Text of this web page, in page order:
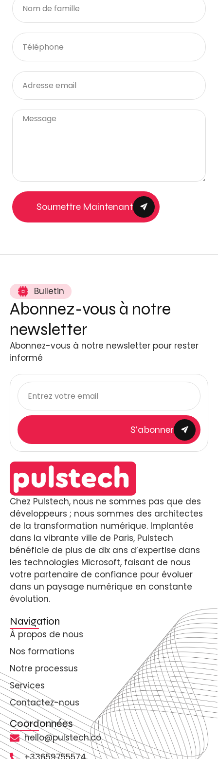
Soumettre Maintenant
Chez Pulstech, nous ne sommes pas que des
développeurs ; nous sommes des architectes
de la transformation numérique. Implantée
dans la vibrante ville de Paris, Pulstech
bénéficie de plus de dix ans d’expertise dans
les technologies Microsoft, faisant de nous
votre partenaire de confiance pour évoluer
dans un paysage numérique en constante
évolution.
Navigation
À propos de nous
Nos formations
Notre processus
Services
Contactez-nous
Coordonnées
hello@pulstech.co
Bulletin
Abonnez-vous à notre
newsletter
Abonnez-vous à notre newsletter pour rester
informé
S'abonner